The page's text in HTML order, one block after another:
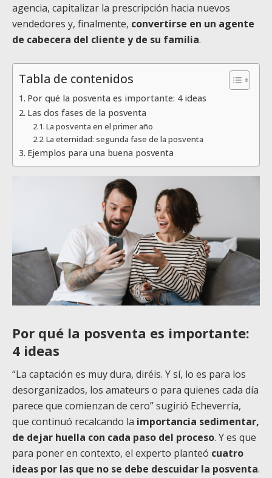
agencia, capitalizar la prescripción hacia nuevos
vendedores y, finalmente, convertirse en un agente
de cabecera del cliente y de su familia.
Tabla de contenidos
Por qué la posventa es importante: 4 ideas
Las dos fases de la posventa
La posventa en el primer año
La eternidad: segunda fase de la posventa
Ejemplos para una buena posventa
Por qué la posventa es importante:
4 ideas
“La captación es muy dura, diréis. Y sí, lo es para los
desorganizados, los amateurs o para quienes cada día
parece que comienzan de cero” sugirió Echeverría,
que continuó recalcando la importancia sedimentar,
de dejar huella con cada paso del proceso. Y es que
para poner en contexto, el experto planteó cuatro
ideas por las que no se debe descuidar la posventa.